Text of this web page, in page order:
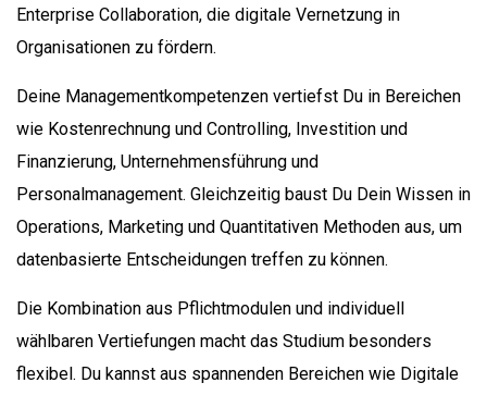
Enterprise Collaboration, die digitale Vernetzung in
Organisationen zu fördern.
Deine Managementkompetenzen vertiefst Du in Bereichen
wie Kostenrechnung und Controlling, Investition und
Finanzierung, Unternehmensführung und
Personalmanagement. Gleichzeitig baust Du Dein Wissen in
Operations, Marketing und Quantitativen Methoden aus, um
datenbasierte Entscheidungen treffen zu können.
Die Kombination aus Pflichtmodulen und individuell
wählbaren Vertiefungen macht das Studium besonders
flexibel. Du kannst aus spannenden Bereichen wie Digitale